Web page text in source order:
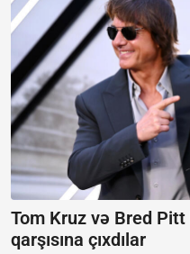
Tom Kruz və Bred
qarşısına çıxdılar